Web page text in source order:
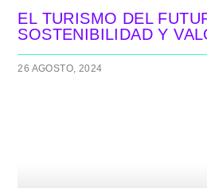
EL TURISMO DEL
SOSTENIBILIDAD Y
26 AGOSTO, 2024